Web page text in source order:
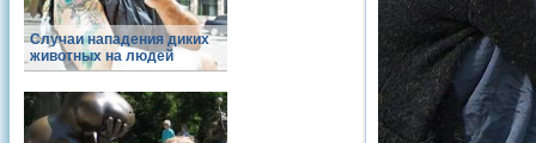
Случаи нападения диких
животных на людей